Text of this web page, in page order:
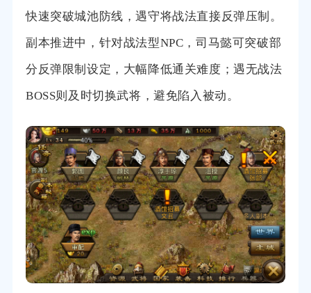
快速突破城池防线，遇守将战法直接反弹压制。
副本推进中，针对战法型NPC，司马懿可突破部
分反弹限制设定，大幅降低通关难度；遇无战法
BOSS则及时切换武将，避免陷入被动。